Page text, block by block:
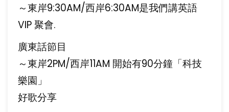
～東岸9:30AM/西岸6:30AM是我們講英語
VIP 聚會.
廣東話節目
～東岸2PM/西岸11AM 開始有90分鐘「科技
樂園」
好歌分享